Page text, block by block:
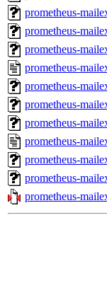
prometheus-
prometheus-
prometheus-
prometheus-
prometheus-
prometheus-
prometheus-
prometheus-
prometheus-
prometheus-
prometheus-